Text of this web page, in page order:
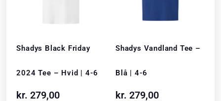
Shadys Black Friday
2024 Tee – Hvid | 4-6
kr. 279,00
Shadys Vandland Tee –
Blå | 4-6
kr. 279,00